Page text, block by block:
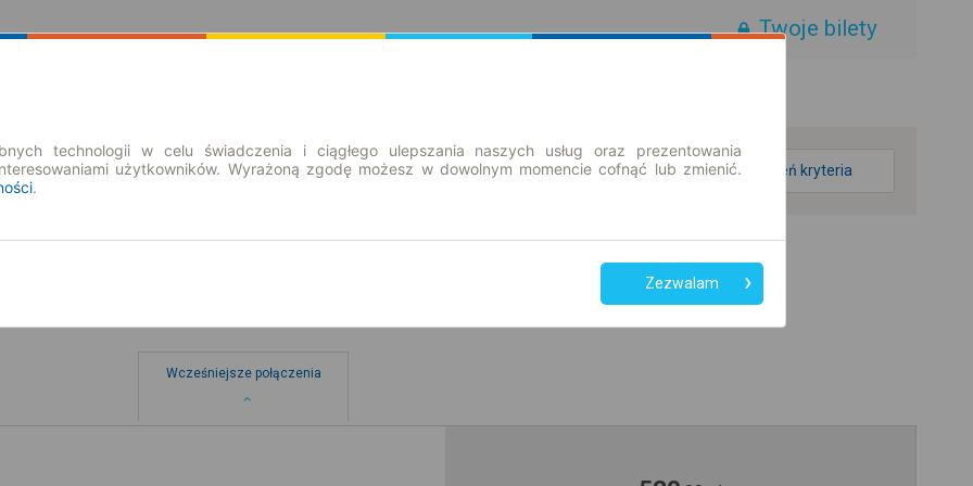
Twoje bilety
zmień kryteria
Wcześniejsze połączenia
technologii w celu świadczenia i ciągłego ulepszania naszych usług oraz prezentowania
użytkowników. Wyrażoną zgodę możesz w dowolnym momencie cofnąć lub zmienić.
.
Zezwalam